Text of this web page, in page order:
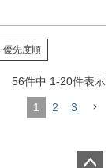
優先度順
56件中 1-20件表示
1 2 3